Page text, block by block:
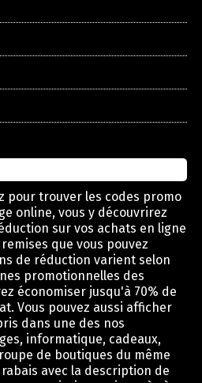
pour trouver les codes promo
online, vous y découvrirez
sur vos achats en ligne
que vous pouvez
de réduction varient selon
promotionnelles des
économiser jusqu'à 70% de
Vous pouvez aussi afficher
dans une des nos
informatique, cadeaux,
de boutiques du même
avec la description de